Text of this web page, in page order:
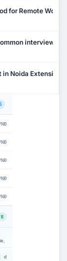
for Remote Work?
interview
Noida Extension?
đ